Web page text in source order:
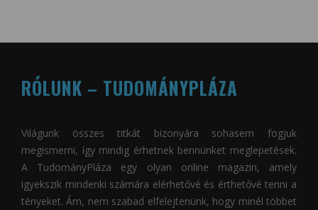
RÓLUNK – TUDOMÁNYPLÁZA
Világunk összes titkát bizonyára sohasem fogjuk
megismerni, így mindig érhetnek bennünket meglepetések.
A TudományPláza egy olyan online magazin, amely
igyekszik mindenki számára elérhetővé és érthetővé tenni a
tényeket. Ám, nem szabad elfelejtenünk, hogy minél többet